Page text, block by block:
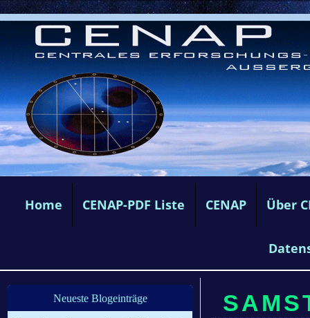
Home CENAP-PDF Liste CENAP Über
Neueste Blogeinträge